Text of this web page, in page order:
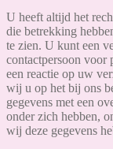
U heeft altijd het
die betrekking
te zien. U kunt een
contactpersoon voor
een reactie op uw
wij u op het bij ons
gegevens met een
onder zich hebben,
wij deze gegevens